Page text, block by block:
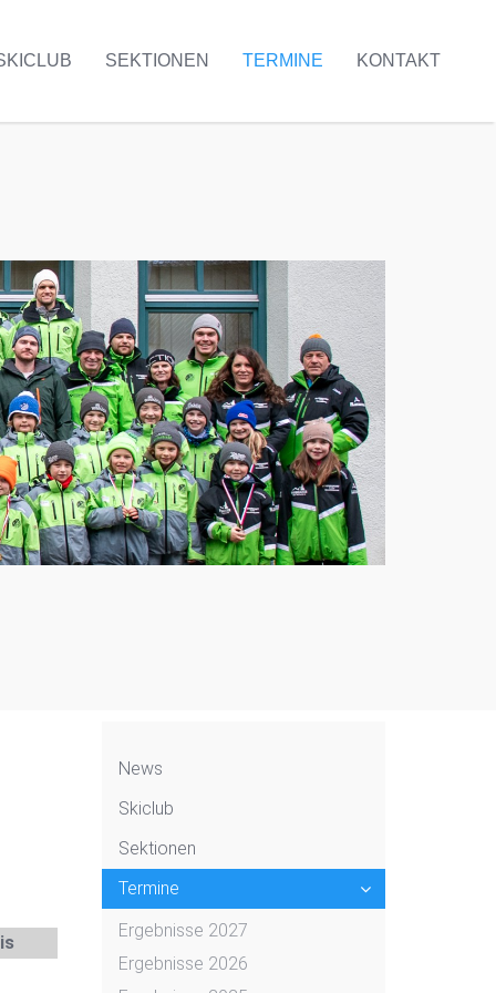
SEKTIONEN TERMINE KONTAKT
News
Skiclub
Sektionen
Termine
Ergebnisse 2027
Ergebnisse 2026